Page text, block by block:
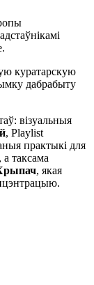
куратарскую
дабрабыту
візуальныя
, Playlist
практыкі для
, а таксама
, якая